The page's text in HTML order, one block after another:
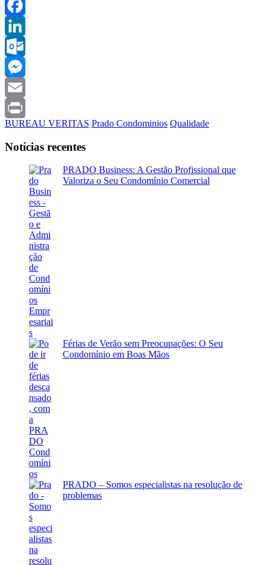
Facebook
LinkedIn
Outlook.com
Messenger
Email
Print
BUREAU VERITAS Prado Condominios Qualidade
Notícias recentes
PRADO Business: A Gestão Profissional que
Valoriza o Seu Condomínio Comercial
Férias de Verão sem Preocupações: O Seu
Condomínio em Boas Mãos
PRADO – Somos especialistas na resolução de
problemas